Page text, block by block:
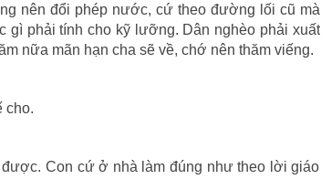
nên đổi phép nước, cứ theo đường lối cũ mà
gì phải tính cho kỹ lưỡng. Dân nghèo phải xuất
nữa mãn hạn cha sẽ về, chớ nên thăm viếng.
cho.
Con cứ ở nhà làm đúng như theo lời giáo